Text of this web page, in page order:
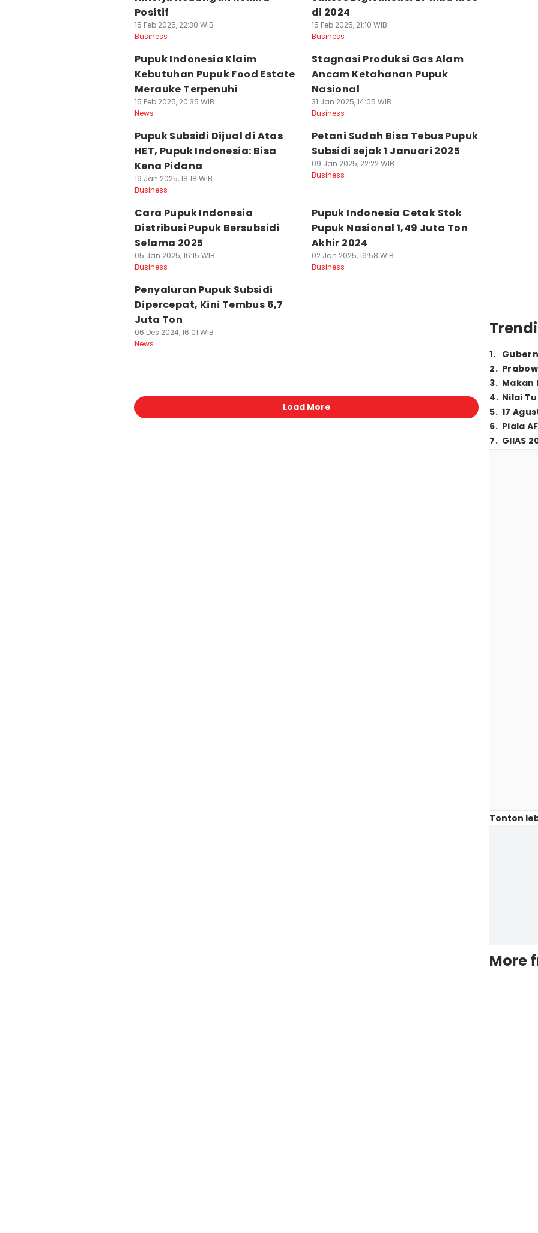
Positif
15 Feb 2025, 22:30 WIB
Business
di 2024
15 Feb 2025, 21:10 WIB
Business
Pupuk Indonesia Klaim
Kebutuhan Pupuk Food Estate
Merauke Terpenuhi
15 Feb 2025, 20:35 WIB
News
Stagnasi Produksi Gas Alam
Ancam Ketahanan Pupuk
Nasional
31 Jan 2025, 14:05 WIB
Business
Pupuk Subsidi Dijual di Atas
HET, Pupuk Indonesia: Bisa
Kena Pidana
19 Jan 2025, 18:18 WIB
Business
Petani Sudah Bisa Tebus Pupuk
Subsidi sejak 1 Januari 2025
09 Jan 2025, 22:22 WIB
Business
Cara Pupuk Indonesia
Distribusi Pupuk Bersubsidi
Selama 2025
05 Jan 2025, 16:15 WIB
Business
Pupuk Indonesia Cetak Stok
Pupuk Nasional 1,49 Juta Ton
Akhir 2024
02 Jan 2025, 16:58 WIB
Business
Penyaluran Pupuk Subsidi
Dipercepat, Kini Tembus 6,7
Juta Ton
06 Des 2024, 16:01 WIB
News
Load More
1.
2.
3. Makan
4. Nilai
5. 17
6. Piala
7. GIIAS
Tonton
More